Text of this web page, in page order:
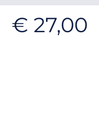
€ 27,00